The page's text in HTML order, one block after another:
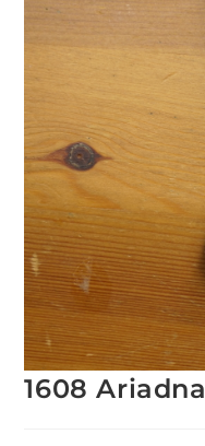
1608 Ariadna